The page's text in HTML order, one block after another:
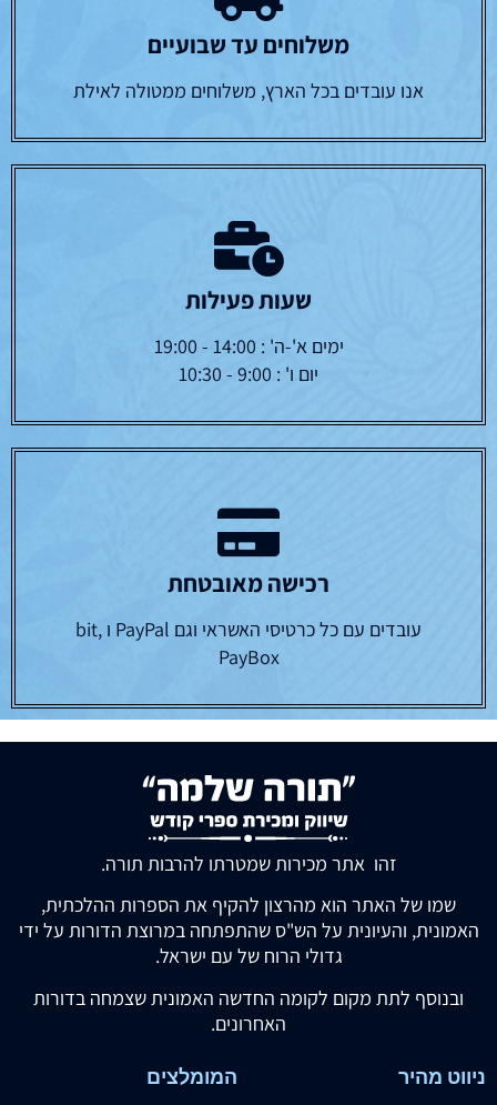
משלוחים עד שבועיים
אנו עובדים בכל הארץ, משלוחים ממטולה לאילת
שעות פעילות
ימים א'-ה' : 14:00 - 19:00
יום ו' : 9:00 - 10:30
רכישה מאובטחת
עובדים עם כל כרטיסי האשראי וגם PayPal ו bit,
PayBox
זהו אתר מכירות שמטרתו להרבות תורה.
שמו של האתר הוא מהרצון להקיף את הספרות ההלכתית,
האמונית, והעיונית על הש"ס שהתפתחה במרוצת הדורות על ידי
גדולי הרוח של עם ישראל.
ובנוסף לתת מקום לקומה החדשה האמונית שצמחה בדורות
האחרונים.
ניווט מהיר המומלצים